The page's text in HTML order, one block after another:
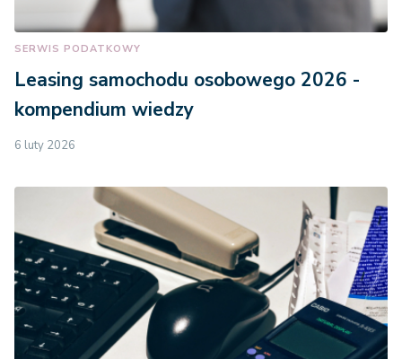
SERWIS PODATKOWY
Leasing samochodu osobowego 2026 -
kompendium wiedzy
6 luty 2026